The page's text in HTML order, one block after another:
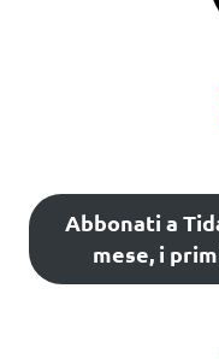
Abbonati a
mese, i